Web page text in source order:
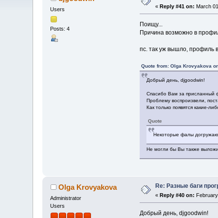
Users
Posts: 4
«Reply #41 on: March
Поищу...
Причина возможно в
пс. так уж вышло, профиль
Quote from: Olga Krovyakova
Добрый день, djgoodwin!
Спасибо Вам за присланный
Проблему воспроизвели,
Как только появятся какие-
Quote
Некоторые фалы
Не могли бы Вы также
Olga Krovyakova
Administrator
Users
Re: Разные баги
«Reply #40 on:
Добрый день, djgoodwin!